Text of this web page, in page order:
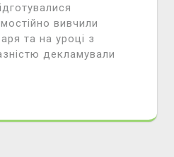
вивчили
та на уроці з
декламували